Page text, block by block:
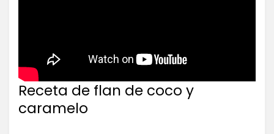
Receta de flan de coco y
caramelo